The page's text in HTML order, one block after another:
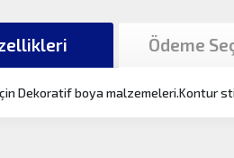
Ödeme
Dekoratif boya malzemeleri.Kontur